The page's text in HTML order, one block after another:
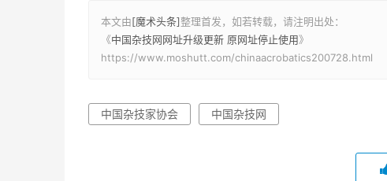
本文由[魔术头条]整理首发，如若转载，请注明出处：
《中国杂技网网址升级更新 原网址停止使用》
https://www.moshutt.com/chinaacrobatics200728.html
中国杂技家协会 中国杂技网